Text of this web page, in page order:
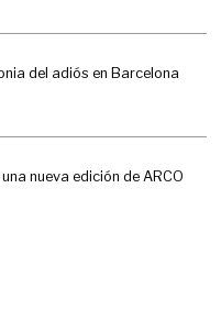
del adiós en Barcelona
nueva edición de ARCO